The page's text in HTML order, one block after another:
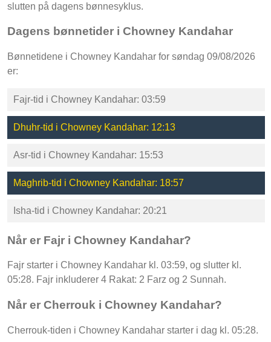
slutten på dagens bønnesyklus.
Dagens bønnetider i Chowney Kandahar
Bønnetidene i Chowney Kandahar for søndag 09/08/2026
er:
Fajr-tid i Chowney Kandahar: 03:59
Dhuhr-tid i Chowney Kandahar: 12:13
Asr-tid i Chowney Kandahar: 15:53
Maghrib-tid i Chowney Kandahar: 18:57
Isha-tid i Chowney Kandahar: 20:21
Når er Fajr i Chowney Kandahar?
Fajr starter i Chowney Kandahar kl. 03:59, og slutter kl.
05:28. Fajr inkluderer 4 Rakat: 2 Farz og 2 Sunnah.
Når er Cherrouk i Chowney Kandahar?
Cherrouk-tiden i Chowney Kandahar starter i dag kl. 05:28.